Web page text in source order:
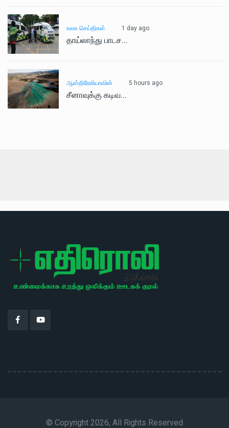
உலக செய்திகள் 1 day ago
தாய்லாந்து பாடச...
ஆஸ்திரேலியாவின் 5 hours ago
சீனாவுக்கு கடிவ...
© Copyright 2026, All Rights Reserved